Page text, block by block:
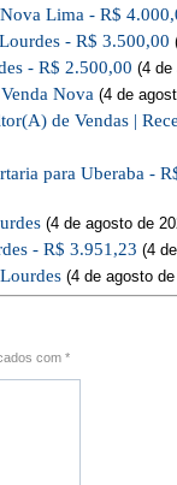
Lima - R$
- R$ 3.500,00
- R$ 2.500,00 (4 de
Nova (4 de
de Vendas |
para Uberaba -
(4 de agosto de
- R$ 3.951,23 (4
(4 de agosto
com *